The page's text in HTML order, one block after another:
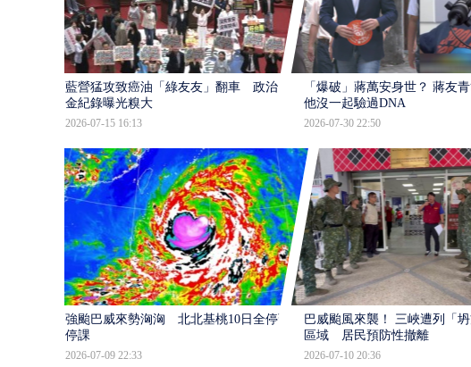
藍營猛攻致癌油「綠友友」翻車 政治獻
金紀錄曝光糗大
2026-07-15 16:13
「爆破」蔣萬安身世？ 蔣友青
他沒一起驗過DNA
2026-07-30 22:50
強颱巴威來勢洶洶 北北基桃10日全停班
停課
2026-07-09 22:33
巴威颱風來襲！ 三峽遭列「坍
區域 居民預防性撤離
2026-07-10 20:36